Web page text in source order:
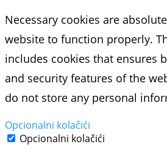
Necessary cookies are
website to function properly.
includes cookies that ensures
and security features of the
do not store any personal
Opcionalni kolačići
Opcionalni kolačići